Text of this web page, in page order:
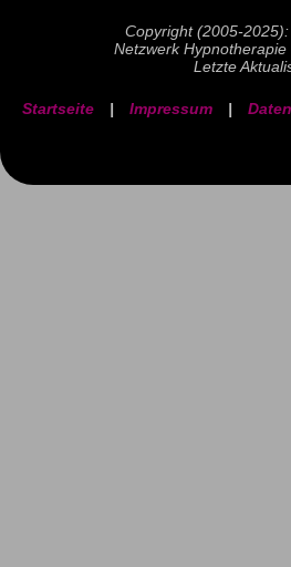
Copyright (2005-
Netzwerk
Letzte
Startseite | Impressum |